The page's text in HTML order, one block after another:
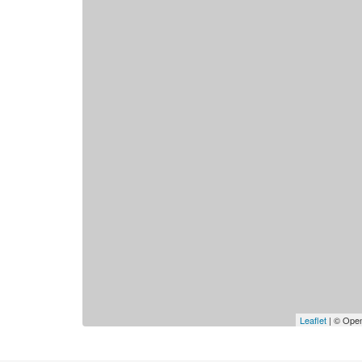
Leaflet| ©